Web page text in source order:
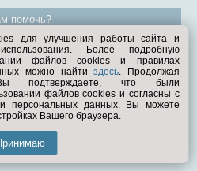
помочь?
1998—2026
для улучшения работы сайта и
Более подробную
файлов cookies и правилах
можно найтиздесь. Продолжая
подтверждаете, что были
файлов cookies и согласны с
персональных данных. Вы можете
Вашего браузера.